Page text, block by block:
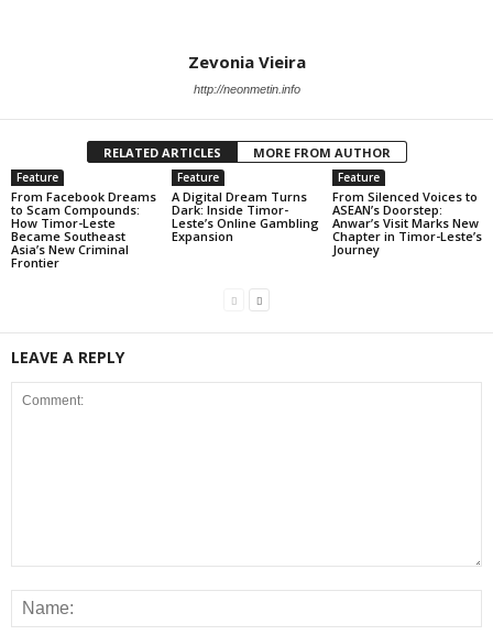
Zevonia Vieira
http://neonmetin.info
RELATED ARTICLES MORE FROM AUTHOR
Feature
From Facebook Dreams
to Scam Compounds:
How Timor-Leste
Became Southeast
Asia’s New Criminal
Frontier
Feature
A Digital Dream Turns
Dark: Inside Timor-
Leste’s Online Gambling
Expansion
Feature
From Silenced Voices to
ASEAN’s Doorstep:
Anwar’s Visit Marks New
Chapter in Timor-Leste’s
Journey
LEAVE A REPLY